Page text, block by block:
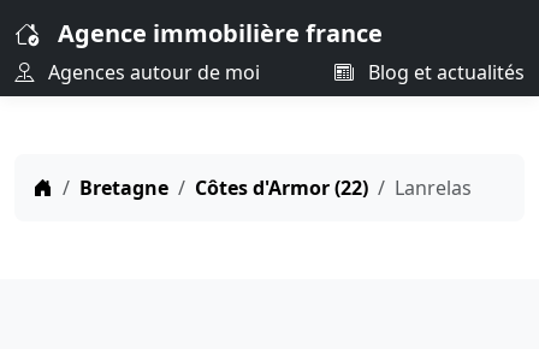
Agence immobilière france
Agences autour de moi Blog et actualités
Bretagne Côtes d'Armor (22) Lanrelas